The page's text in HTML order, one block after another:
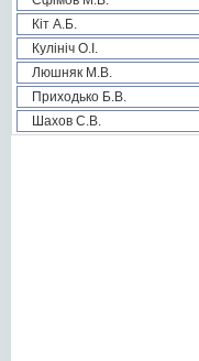
Кіт А.Б.
Кулініч О.І.
Люшняк М.В.
Приходько Б.В.
Шахов С.В.